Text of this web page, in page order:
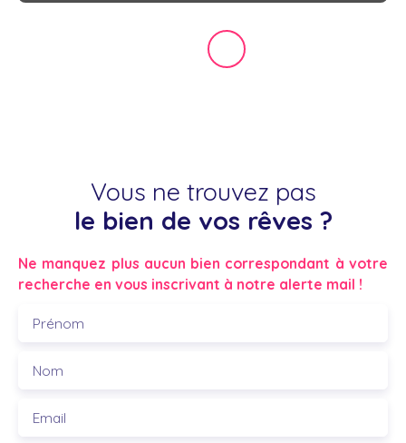
Vous ne trouvez pas
le bien de vos rêves ?
Ne manquez plus aucun bien correspondant à votre
recherche en vous inscrivant à notre alerte mail !
Prénom
Nom
Email